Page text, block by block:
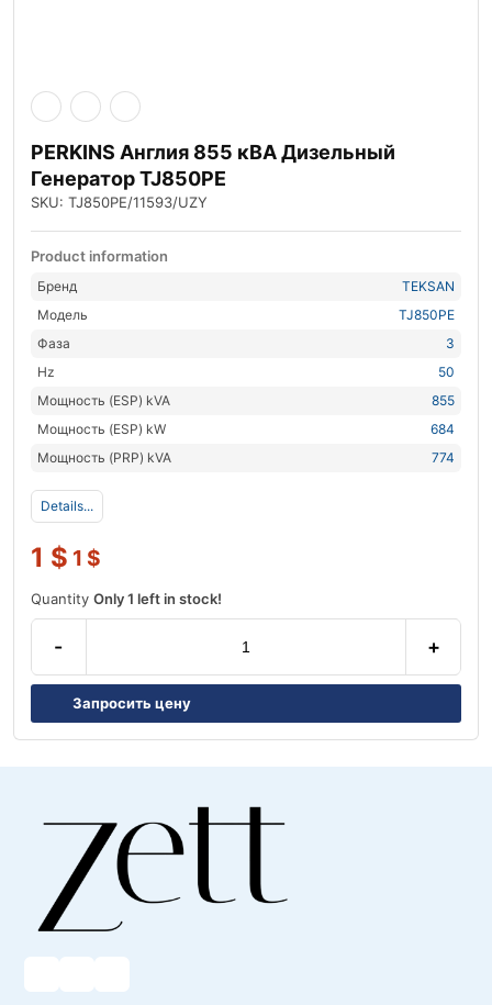
PERKINS Англия 855 кВА Дизельный
Генератор TJ850PE
SKU: TJ850PE/11593/UZY
Product information
Бренд
TEKSAN
Модель
TJ850PE
Фаза
3
Hz
50
Мощность (ESP) kVA
855
Мощность (ESP) kW
684
Мощность (PRP) kVA
774
Details...
1 $ 1 $
Quantity Only 1 left in stock!
- +
Запросить цену